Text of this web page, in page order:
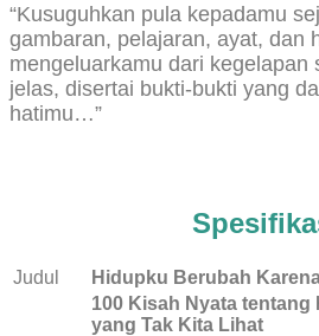
“Kusuguhkan pula kepadamu
gambaran, pelajaran, ayat, dan
mengeluarkamu dari kegelapan
jelas, disertai bukti-bukti yang
hatimu…”
Judul
Hidupku Berubah
100 Kisah Nyata
yang Tak Kita Lihat